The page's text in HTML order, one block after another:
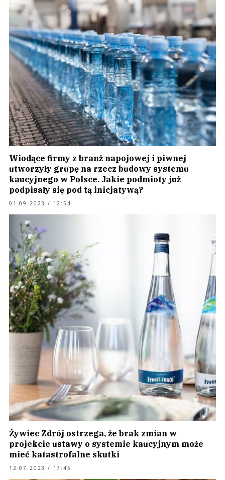
Wiodące firmy z branż napojowej i piwnej
utworzyły grupę na rzecz budowy systemu
kaucyjnego w Polsce. Jakie podmioty już
podpisały się pod tą inicjatywą?
01.09.2023 / 12:54
Żywiec Zdrój ostrzega, że brak zmian w
projekcie ustawy o systemie kaucyjnym może
mieć katastrofalne skutki
12.07.2023 / 17:45